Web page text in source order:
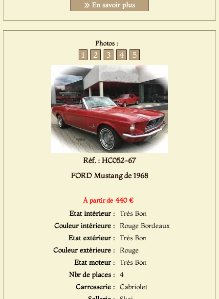
En savoir plus
Photos :
1 2 3 4 5
Réf. : HC052-67
FORD Mustang de 1968
À partir de 440 €
Etat intérieur : Très Bon
Couleur intérieure : Rouge Bordeaux
Etat extérieur : Très Bon
Couleur extérieure : Rouge
Etat moteur : Très Bon
Nbr de places : 4
Carrosserie : Cabriolet